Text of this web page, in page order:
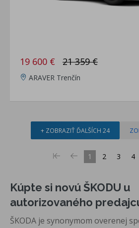
19 600 € 21 359 €
ARAVER Trenčín
+ ZOBRAZIŤ ĎALŠÍCH 24
1 2 3 4
Kúpte si novú ŠKODU u
autorizovaného
ŠKODA je synonymom overenej